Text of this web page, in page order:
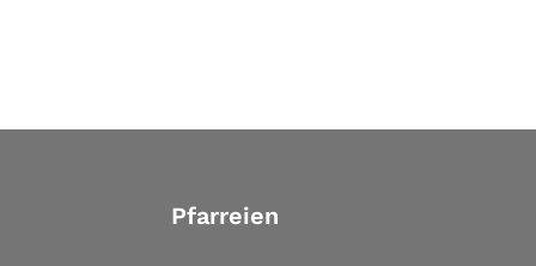
Pfarreien